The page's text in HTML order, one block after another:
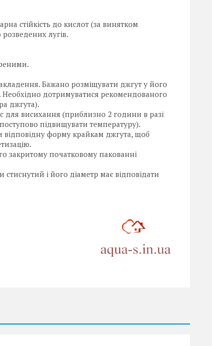
стійкість до кислот (за винятком
лугів.
Бажано розміщувати джгут у його
дотримуватися рекомендованого
джгута).
висихання (приблизно 2 години в разі
підвищувати температуру).
відповідну форму крайкам джгута, щоб
закритому початковому пакованні
і його діаметр має відповідати